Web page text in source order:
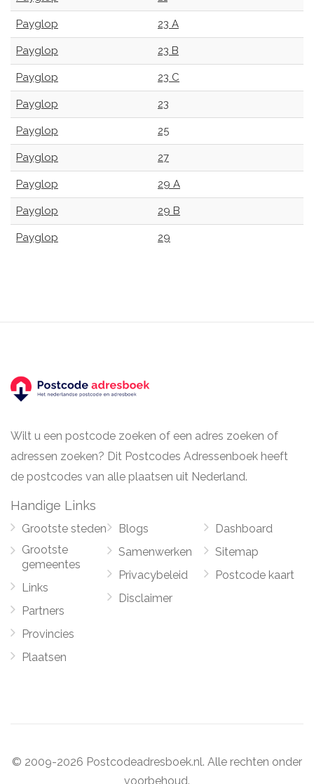
Payglop 23 A
Payglop 23 B
Payglop 23 C
Payglop 23
Payglop 25
Payglop 27
Payglop 29 A
Payglop 29 B
Payglop 29
Wilt u een postcode zoeken of een adres zoeken of
adressen zoeken? Dit Postcodes Adressenboek heeft
de postcodes van alle plaatsen uit Nederland.
Handige Links
Grootste steden
Grootste
gemeentes
Links
Partners
Provincies
Plaatsen
Blogs
Samenwerken
Privacybeleid
Disclaimer
Dashboard
Sitemap
Postcode kaart
© 2009-2026 Postcodeadresboek.nl. Alle rechten onder
voorbehoud.